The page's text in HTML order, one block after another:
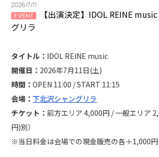
2026/7/11
EVENT
【出演決定】IDOL REINE
グリラ
タイトル： IDOL REINE music
開催日： 2026年7月11日(土)
時間：OPEN 11:00 / START 11:15
会場：下北沢シャングリラ
チケット： 前方エリア 4,000円 / 一般エリア
円)別）
※当日料金は会場での現金販売の各＋1,000円